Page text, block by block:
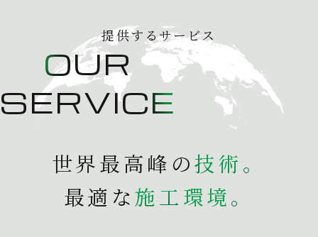
提供するサービス
OUR
SERVICE
世界最高峰の技術。
最適な施 工環境。